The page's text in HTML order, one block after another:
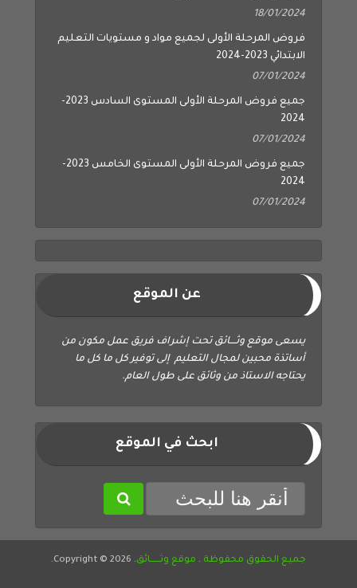
18/01/2024
فروض المرحلة الأولى لجميع مواد و مستويات التعليم
الابتدائي 2023-2024
07/01/2024
جميع فروض المرحلة الأولى المستوى السادس 2023-
2024
07/01/2024
جميع فروض المرحلة الأولى المستوى الخامس 2023-
2024
07/01/2024
عن الموقع
يسعى موقع وثــــائق تحت إشراف فريق عمل مكون من
أساتذة محبين لمجال التعليم إلى توفير كل ما كل ما
يحتاجه الاستاذ من وثائق على طول العام.
ابحث في الموقع
جميع الحقوق محفوظة . موقع وثــــــائق. Copyright © 2026.